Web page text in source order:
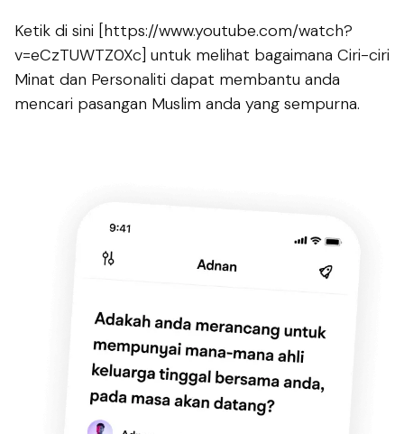
Ketik di sini [https://www.youtube.com/watch?
v=eCzTUWTZ0Xc] untuk melihat bagaimana Ciri-ciri
Minat dan Personaliti dapat membantu anda
mencari pasangan Muslim anda yang sempurna.